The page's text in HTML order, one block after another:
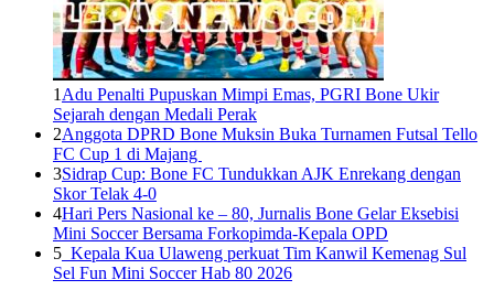
1 Adu Penalti Pupuskan Mimpi Emas, PGRI Bone Ukir
Sejarah dengan Medali Perak
2Anggota DPRD Bone Muksin Buka Turnamen Futsal Tello
FC Cup 1 di Majang
3Sidrap Cup: Bone FC Tundukkan AJK Enrekang dengan
Skor Telak 4-0
4Hari Pers Nasional ke – 80, Jurnalis Bone Gelar Eksebisi
Mini Soccer Bersama Forkopimda-Kepala OPD
5 Kepala Kua Ulaweng perkuat Tim Kanwil Kemenag Sul
Sel Fun Mini Soccer Hab 80 2026